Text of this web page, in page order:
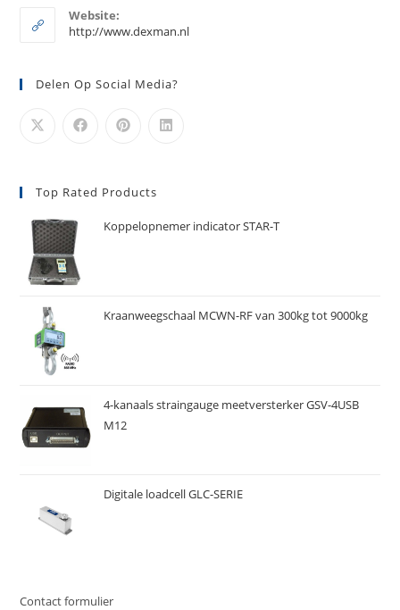
toepassing
toepassing
Website:
http://www.dexman.nl
Delen Op Social Media?
Top Rated Products
Koppelopnemer indicator STAR-T
Kraanweegschaal MCWN-RF van 300kg tot 9000kg
4-kanaals straingauge meetversterker GSV-4USB
M12
Digitale loadcell GLC-SERIE
Contact formulier